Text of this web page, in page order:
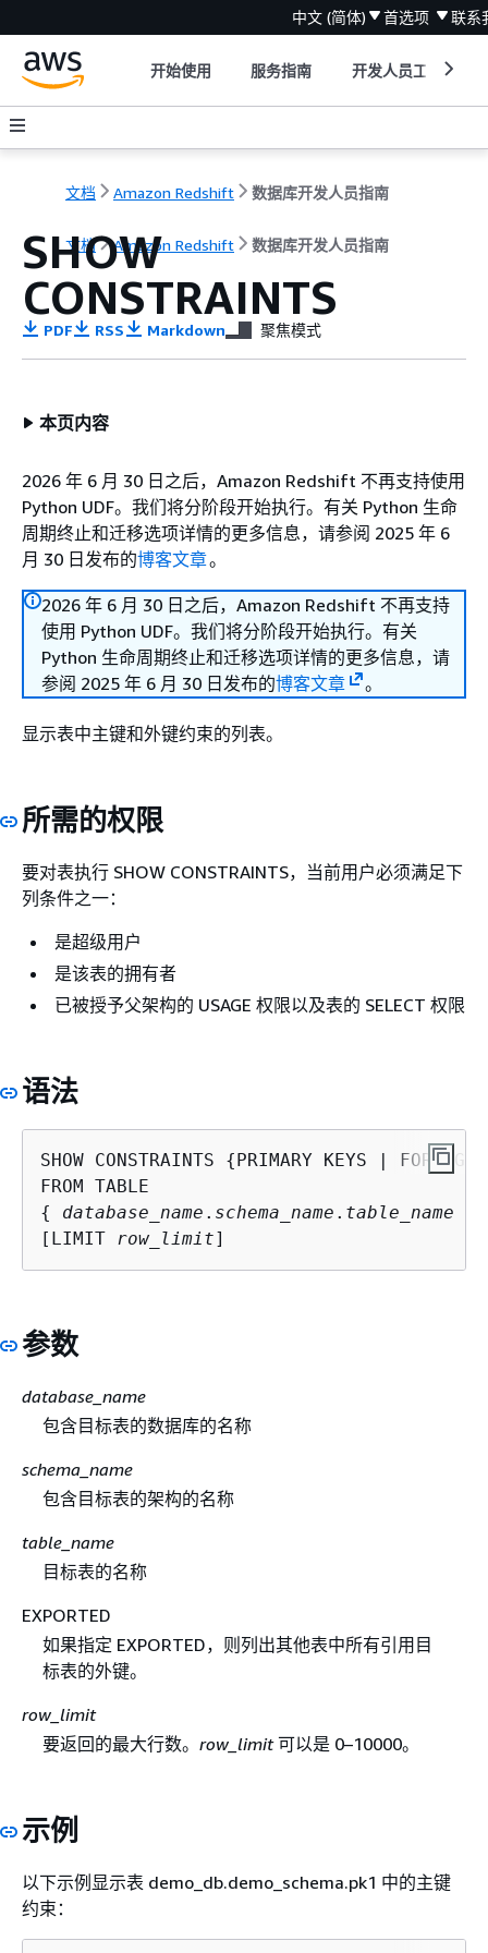
中文 (简体) 首选项 联系
开始使用 服务指南 开发人员工具
文档 Amazon Redshift 数据库开发人员指南
文档 Amazon Redshift 数据库开发人员指南
SHOW
CONSTRAINTS
PDF RSS Markdown 聚焦模式
本页内容
2026 年 6 月 30 日之后，Amazon Redshift 不再支持使用
Python UDF。我们将分阶段开始执行。有关 Python 生命
周期终止和迁移选项详情的更多信息，请参阅 2025 年 6
月 30 日发布的博客文章。
2026 年 6 月 30 日之后，Amazon Redshift 不再支持
使用 Python UDF。我们将分阶段开始执行。有关
Python 生命周期终止和迁移选项详情的更多信息，请
参阅 2025 年 6 月 30 日发布的博客文章 。
显示表中主键和外键约束的列表。
所需的权限
要对表执行 SHOW CONSTRAINTS，当前用户必须满足下
列条件之一：
是超级用户
是该表的拥有者
已被授予父架构的 USAGE 权限以及表的 SELECT 权限
语法
SHOW CONSTRAINTS {PRIMARY KEYS | FOREIGN
{
database_name . schema_name . table_name
[LIMIT row_limit]
参数
database_name
包含目标表的数据库的名称
schema_name
包含目标表的架构的名称
table_name
目标表的名称
EXPORTED
如果指定 EXPORTED，则列出其他表中所有引用目
标表的外键。
row_limit
要返回的最大行数。 row_limit可以是 0–10000。
示例
以下示例显示表 demo_db.demo_schema.pk1 中的主键
约束：